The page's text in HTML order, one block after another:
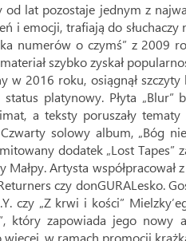
od lat pozostaje jednym z
i emocji, trafiają do
numerów o czymś” z
szybko zyskał
w 2016 roku, osiągnął
status platynowy. Płyta
a teksty poruszały
Czwarty solowy album, „Bóg
dodatek „Lost
Małpy. Artysta
czy donGURALesko.
czy „Z krwi i kości”
który zapowiada jego
w ramach promocji